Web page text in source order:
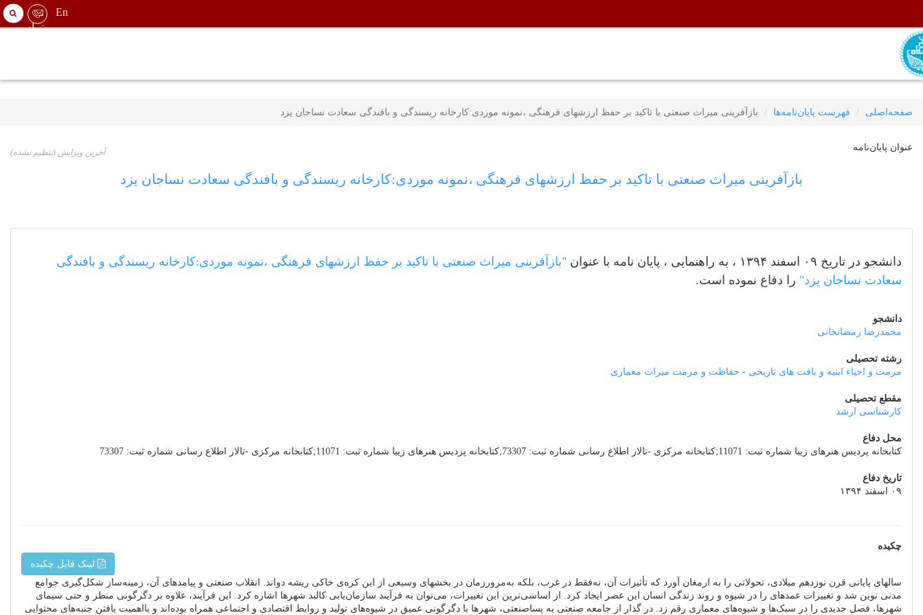
تماس
En
صفحه‌اصلی فهرست پایان‌نامه‌ها بازآفرینی میراث صنعتی با تاکید بر حفظ ارزشهای فرهنگی ،نمونه موردی:کارخانه ریسندگی و بافندگی سعادت نساجان یزد
عنوان پایان‌نامه آخرین ویرایش (تنظیم نشده)
بازآفرینی میراث صنعتی با تاکید بر حفظ ارزشهای فرهنگی ،نمونه موردی:کارخانه ریسندگی و بافندگی سعادت نساجان یزد
دانشجو در تاریخ ۰۹ اسفند ۱۳۹۴ ، به راهنمایی ، پایان نامه با عنوان
"بازآفرینی میراث صنعتی با تاکید بر حفظ ارزشهای فرهنگی ،نمونه موردی:کارخانه ریسندگی و بافندگی
سعادت نساجان یزد" را دفاع نموده است.
دانشجو
محمدرضا رمضانخانی
رشته تحصیلی
مرمت و احیاء ابنیه و بافت های تاریخی - حفاظت و مرمت میراث معماری
مقطع تحصیلی
کارشناسی ارشد
محل دفاع
کتابخانه پردیس هنرهای زیبا شماره ثبت: 11071;کتابخانه مرکزی -تالار اطلاع رسانی شماره ثبت: 73307;کتابخانه پردیس هنرهای زیبا شماره ثبت: 11071;کتابخانه مرکزی -تالار اطلاع رسانی شماره ثبت: 73307
تاریخ دفاع
۰۹ اسفند ۱۳۹۴
چکیده
لینک فایل چکیده
سالهای پایانی قرن نوزدهم میلادی، تحولاتی را به ارمغان آورد که تأثیرات آن، نه‌فقط در غرب، بلکه به‌مرورزمان در بخشهای وسیعی از این کره‌ی خاکی ریشه دواند. انقلاب صنعتی و پیامدهای آن، زمینه‌ساز شکل‌گیری جوامع
مدنی نوین شد و تغییرات عمدهای را در شیوه و روند زندگی انسان این عصر ایجاد کرد. از اساسی‌ترین این تغییرات، می‌توان به فرآیند سازمان‌یابی کالبد شهرها اشاره کرد. این فرآیند، علاوه بر دگرگونی منظر و حتی سیمای
شهرها، فصل جدیدی را در سبک‌ها و شیوه‌های معماری رقم زد. در گذار از جامعه صنعتی به پساصنعتی، شهرها با دگرگونی عمیق در شیوه‌های تولید و روابط اقتصادی و اجتماعی همراه بوده‌اند و بااهمیت یافتن جنبه‌های محتوایی